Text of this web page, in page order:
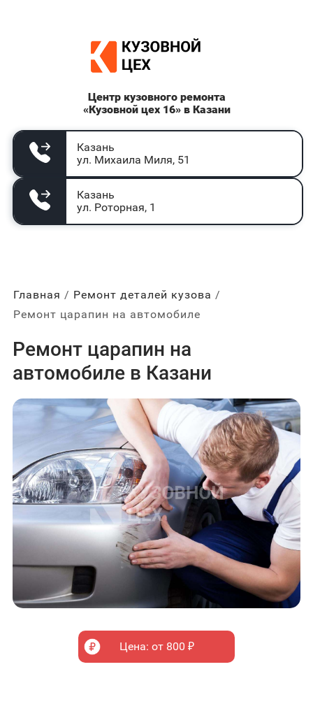
Центр кузовного ремонта
«Кузовной цех 16» в Казани
Казань
ул. Михаила Миля, 51
Казань
ул. Роторная, 1
Главная
Ремонт деталей кузова
Ремонт царапин на автомобиле
Ремонт царапин на
автомобиле в Казани
Цена: от 800 ₽